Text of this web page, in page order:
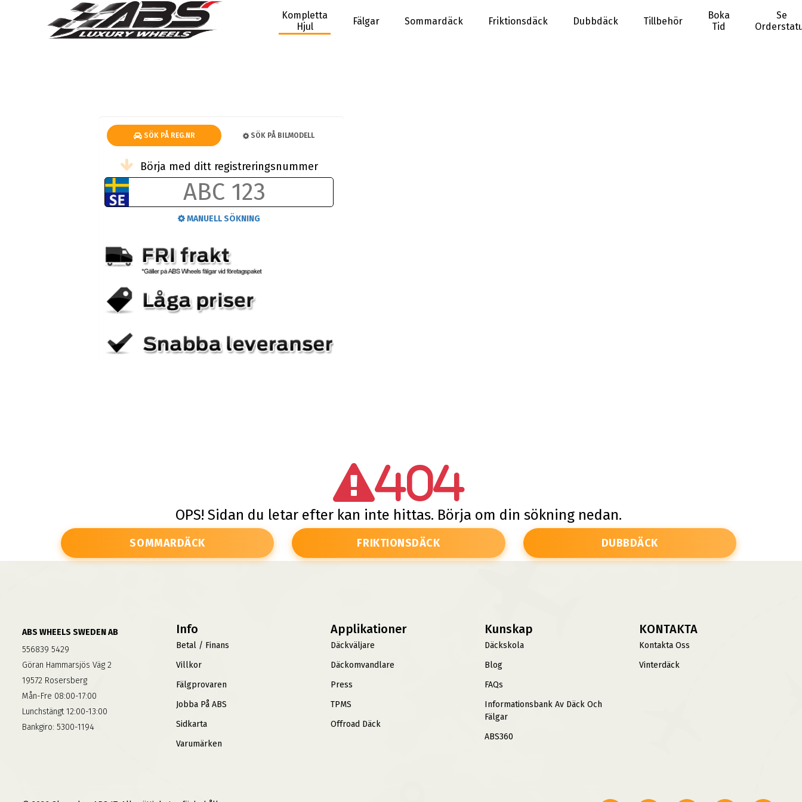
Kompletta
Hjul
Fälgar Sommardäck Friktionsdäck Dubbdäck Tillbehör
Boka
Tid
Se
SÖK PÅ REG.NR SÖK PÅ BILMODELL
Börja med ditt registreringsnummer
MANUELL SÖKNING
404
OPS! Sidan du letar efter kan inte hittas. Börja om din sökning nedan.
SOMMARDÄCK FRIKTIONSDÄCK DUBBDÄCK
ABS WHEELS SWEDEN AB
556839 5429
Göran Hammarsjös Väg 2
19572 Rosersberg
Mån-Fre 08:00-17:00
Lunchstängt 12:00-13:00
Bankgiro: 5300-1194
Info
Betal / Finans
Villkor
Fälgprovaren
Jobba På ABS
Sidkarta
Varumärken
Applikationer
Däckväljare
Däckomvandlare
Press
TPMS
Offroad Däck
Kunskap
Däckskola
Blog
FAQs
Informationsbank Av Däck Och
Fälgar
ABS360
KONTAKTA
Kontakta Oss
Vinterdäck